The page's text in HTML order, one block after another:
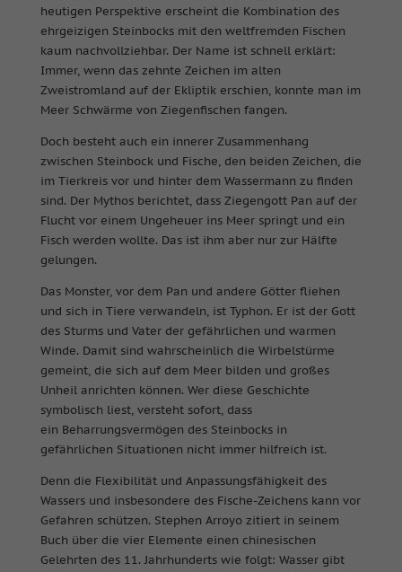
heutigen Perspektive erscheint die Kombination des
ehrgeizigen Steinbocks mit den weltfremden Fischen
kaum nachvollziehbar. Der Name ist schnell erklärt:
Immer, wenn das zehnte Zeichen im alten
Zweistromland auf der Ekliptik erschien, konnte man im
Meer Schwärme von Ziegenfischen fangen.
Doch besteht auch ein innerer Zusammenhang
zwischen Steinbock und Fische, den beiden Zeichen, die
im Tierkreis vor und hinter dem Wassermann zu finden
sind. Der Mythos berichtet, dass Ziegengott Pan auf der
Flucht vor einem Ungeheuer ins Meer springt und ein
Fisch werden wollte. Das ist ihm aber nur zur Hälfte
gelungen.
Das Monster, vor dem Pan und andere Götter fliehen
und sich in Tiere verwandeln, ist Typhon. Er ist der Gott
des Sturms und Vater der gefährlichen und warmen
Winde. Damit sind wahrscheinlich die Wirbelstürme
gemeint, die sich auf dem Meer bilden und großes
Unheil anrichten können. Wer diese Geschichte
symbolisch liest, versteht sofort, dass
ein Beharrungsvermögen des Steinbocks in
gefährlichen Situationen nicht immer hilfreich ist.
Denn die Flexibilität und Anpassungsfähigkeit des
Wassers und insbesondere des Fische-Zeichens kann vor
Gefahren schützen. Stephen Arroyo zitiert in seinem
Buch über die vier Elemente einen chinesischen
Gelehrten des 11. Jahrhunderts wie folgt: Wasser gibt